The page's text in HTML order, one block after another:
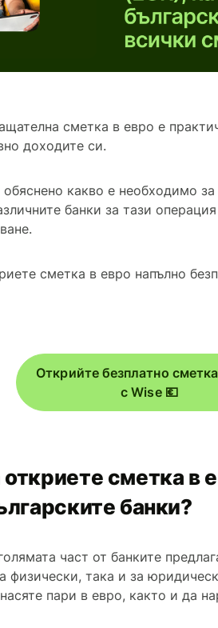
сметка в евро е
доходите си.
какво е необходимо
банки за тази
сметка в евро напълно
Открийте безплатно
с Wise 💶
сметка в
банки?
част от банките
физически, така и за
пари в евро, както и да